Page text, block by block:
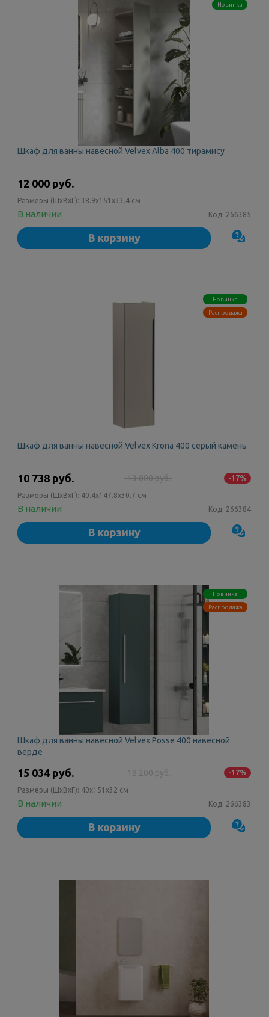
Новинка
Шкаф для ванны навесной Velvex Alba 400 тирамису
12 000 руб.
Размеры (ШxВxГ): 38.9x151x33.4 см
В наличии Код: 266385
В корзину
Новинка
Распродажа
Шкаф для ванны навесной Velvex Krona 400 серый камень
10 738 руб. 13 000 руб. -17%
Размеры (ШxВxГ): 40.4x147.8x30.7 см
В наличии Код: 266384
В корзину
Новинка
Распродажа
Шкаф для ванны навесной Velvex Posse 400 навесной
верде
15 034 руб. 18 200 руб. -17%
Размеры (ШxВxГ): 40x151x32 см
В наличии Код: 266383
В корзину